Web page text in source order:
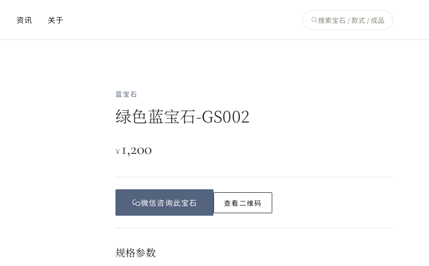
资讯 关于 搜索宝石 / 款式 / 成品
蓝宝石
绿色蓝宝石-GS002
¥1,200
微信咨询此宝石 查看二维码
规格参数